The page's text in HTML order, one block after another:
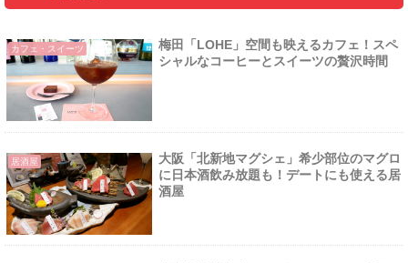
カフェ・スイーツ
梅田「LOHE」空間も映えるカフェ！スペ
シャルなコーヒーとスイーツの贅沢時間
居酒屋
大阪「北新地マグシェ」希少部位のマグロ
に日本酒飲み放題も！デートにも使える居
酒屋